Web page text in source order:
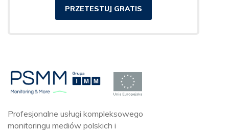
PRZETESTUJ GRATIS
Profesjonalne usługi kompleksowego
monitoringu mediów polskich i